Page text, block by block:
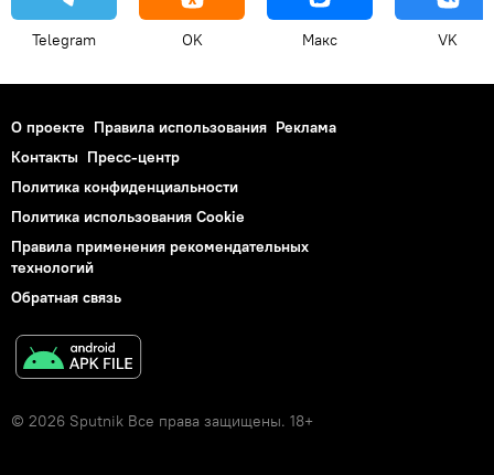
Telegram OK Макс VK
О проекте Правила использования Реклама
Контакты Пресс-центр
Политика конфиденциальности
Политика использования Cookie
Правила применения рекомендательных
технологий
Обратная связь
© 2026 Sputnik Все права защищены. 18+